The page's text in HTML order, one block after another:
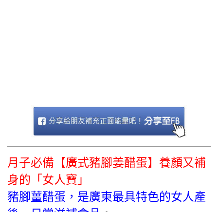
月子必備【廣式豬腳姜醋蛋】養顏又補
身的「女人寶」
豬腳薑醋蛋，是廣東最具特色的女人產